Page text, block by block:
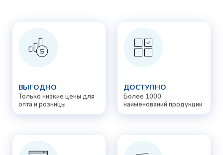
ВЫГОДНО
Только низкие цены для
опта и розницы
ДОСТУПНО
Более 1000
наименований продукции